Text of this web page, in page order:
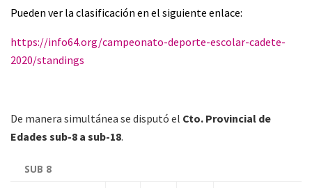
Pueden ver la clasificación en el siguiente enlace:
https://info64.org/campeonato-deporte-escolar-cadete-
2020/standings
De manera simultánea se disputó el Cto. Provincial de
Edades sub-8 a sub-18.
SUB 8